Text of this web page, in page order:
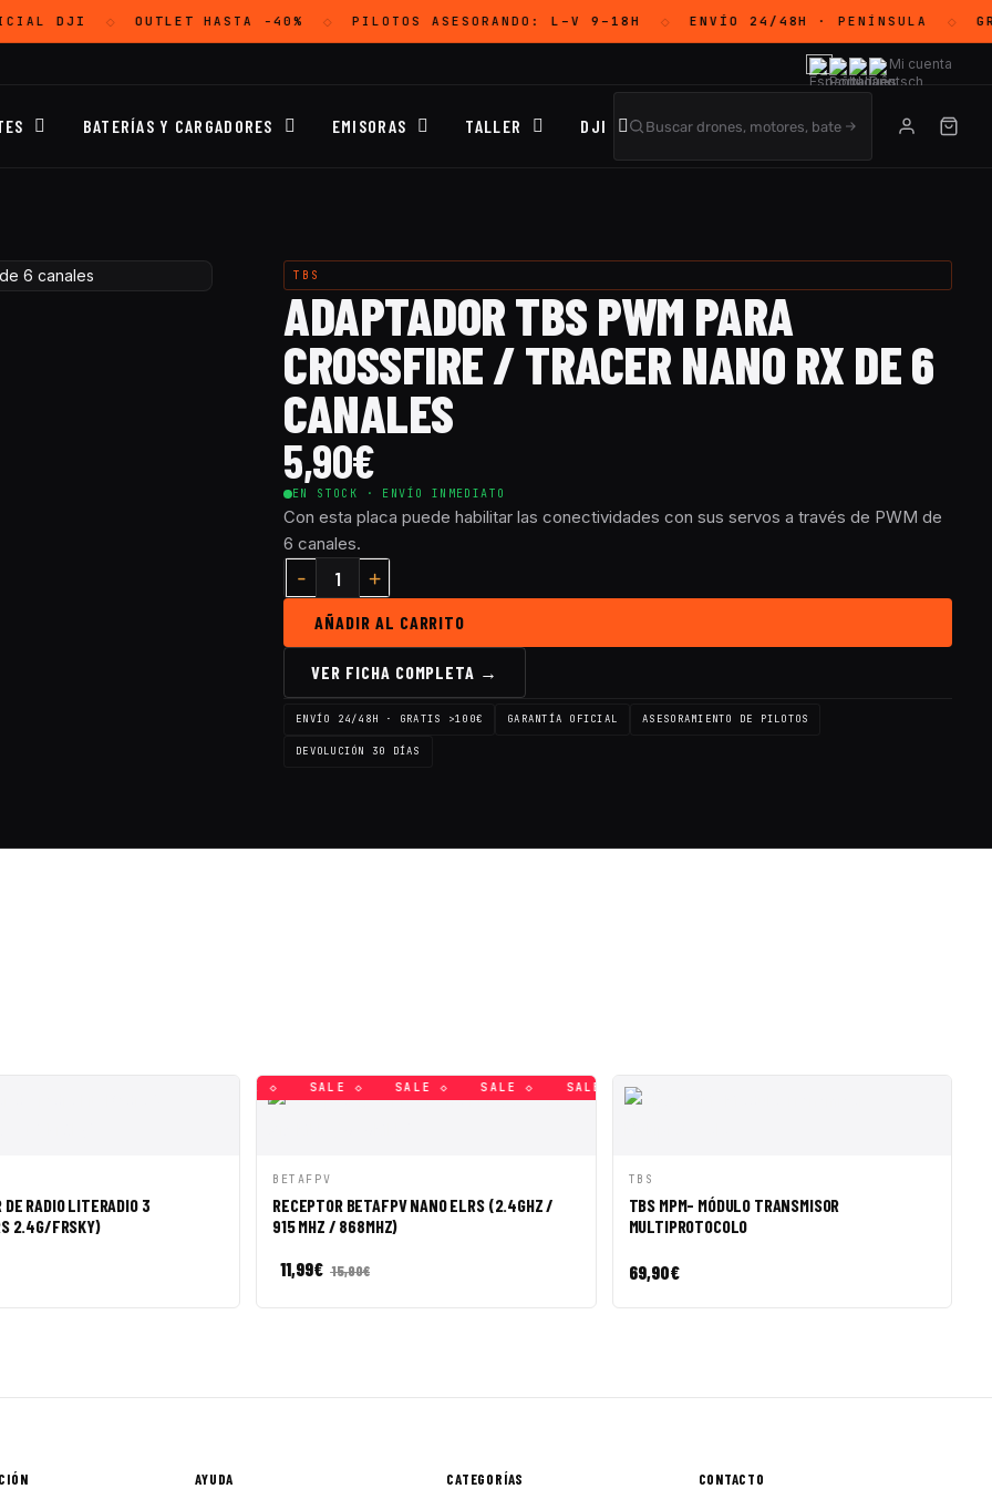
DJI OUTLETHASTA -40% PILOTOS ASESORANDO: L–V 9–18H ENVÍO 24/48H· PENÍNSULA
Mi cuenta
BATERÍAS Y CARGADORES EMISORAS TALLER DJI
TBS
ADAPTADOR TBS PWM PARA
CROSSFIRE / TRACER NANO RX DE 6
CANALES
5,90€
EN STOCK · ENVÍO INMEDIATO
Con esta placa puede habilitar las conectividades con sus servos a través de PWM de
6 canales.
AÑADIR AL CARRITO
VER FICHA COMPLETA →
ENVÍO 24/48H · GRATIS >100€ GARANTÍA OFICIAL ASESORAMIENTO DE PILOTOS
DEVOLUCIÓN 30 DÍAS
DE RADIO LITERADIO 3
2.4G/FRSKY)
SALE ◇ SALE ◇ SALE ◇ SALE ◇ SALE ◇
VISTA RÁPIDA
BETAFPV
RECEPTOR BETAFPV NANO ELRS (2.4GHZ /
915 MHZ / 868MHZ)
11,99€ 15,90€
VISTA RÁPIDA
TBS
TBS MPM- MÓDULO TRANSMISOR
MULTIPROTOCOLO
69,90€
AYUDA CATEGORÍAS CONTACTO